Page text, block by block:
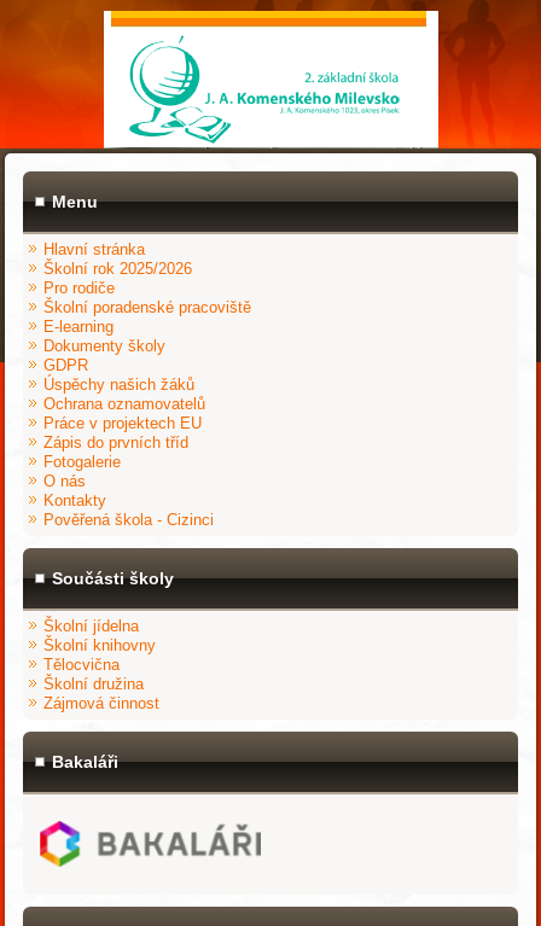
Menu
Hlavní stránka
Školní rok 2025/2026
Pro rodiče
Školní poradenské pracoviště
E-learning
Dokumenty školy
GDPR
Úspěchy našich žáků
Ochrana oznamovatelů
Práce v projektech EU
Zápis do prvních tříd
Fotogalerie
O nás
Kontakty
Pověřená škola - Cizinci
Součásti školy
Školní jídelna
Školní knihovny
Tělocvična
Školní družina
Zájmová činnost
Bakaláři